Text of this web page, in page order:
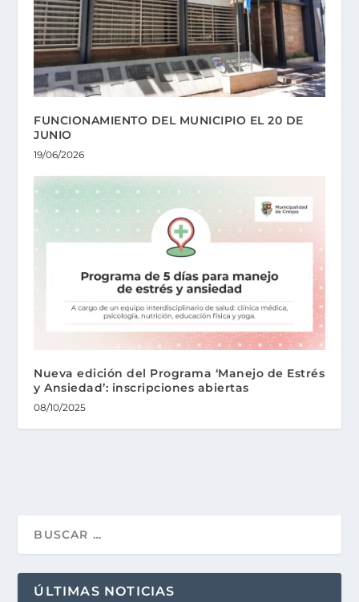
FUNCIONAMIENTO DEL MUNICIPIO EL 20 DE
JUNIO
19/06/2026
Nueva edición del Programa ‘Manejo de Estrés
y Ansiedad’: inscripciones abiertas
08/10/2025
ÚLTIMAS NOTICIAS